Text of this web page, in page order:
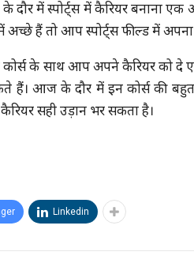
दौर में स्पोर्ट्स में कैरियर बनाना
में अच्छे हैं तो आप स्पोर्ट्स फील्ड में
कोर्स के साथ आप अपने कैरियर को दे
हैं। आज के दौर में इन कोर्स की
सही उड़ान भर सकता है।
Linkedin